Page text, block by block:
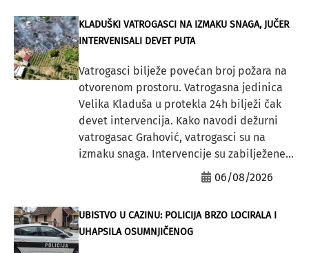
KLADUŠKI VATROGASCI NA IZMAKU SNAGA, JUČER
INTERVENISALI DEVET PUTA
Vatrogasci bilježe povećan broj požara na
otvorenom prostoru. Vatrogasna jedinica
Velika Kladuša u protekla 24h bilježi čak
devet intervencija. Kako navodi dežurni
vatrogasac Grahović, vatrogasci su na
izmaku snaga. Intervencije su zabilježene...
06/08/2026
UBISTVO U CAZINU: POLICIJA BRZO LOCIRALA I
UHAPSILA OSUMNJIČENOG